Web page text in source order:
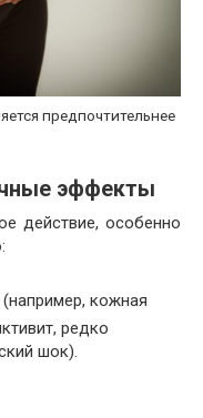
предпочтительнее
эффекты
действие, особенно
кожная
редко
шок).